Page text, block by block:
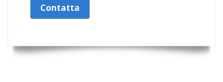
Contatta